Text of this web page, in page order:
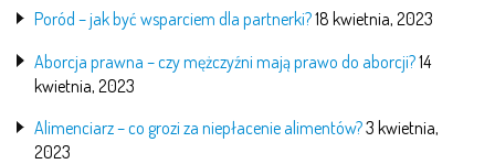
Poród – jak być wsparciem dla partnerki?18 kwietnia, 2023
Aborcja prawna – czy mężczyźni mają prawo do aborcji?14
kwietnia, 2023
Alimenciarz – co grozi za niepłacenie alimentów?3 kwietnia,
2023